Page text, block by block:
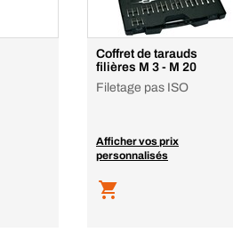
Coffret de tarauds
filières M 3 - M 20
Filetage pas ISO
Afficher vos prix
personnalisés